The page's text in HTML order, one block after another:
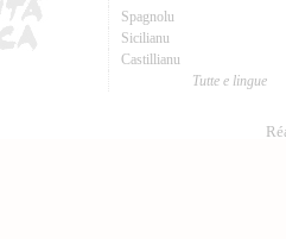
Spagnolu
Sicilianu
Castillianu
Tutte e lingue